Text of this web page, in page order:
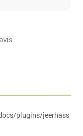
plugins/jeerhass